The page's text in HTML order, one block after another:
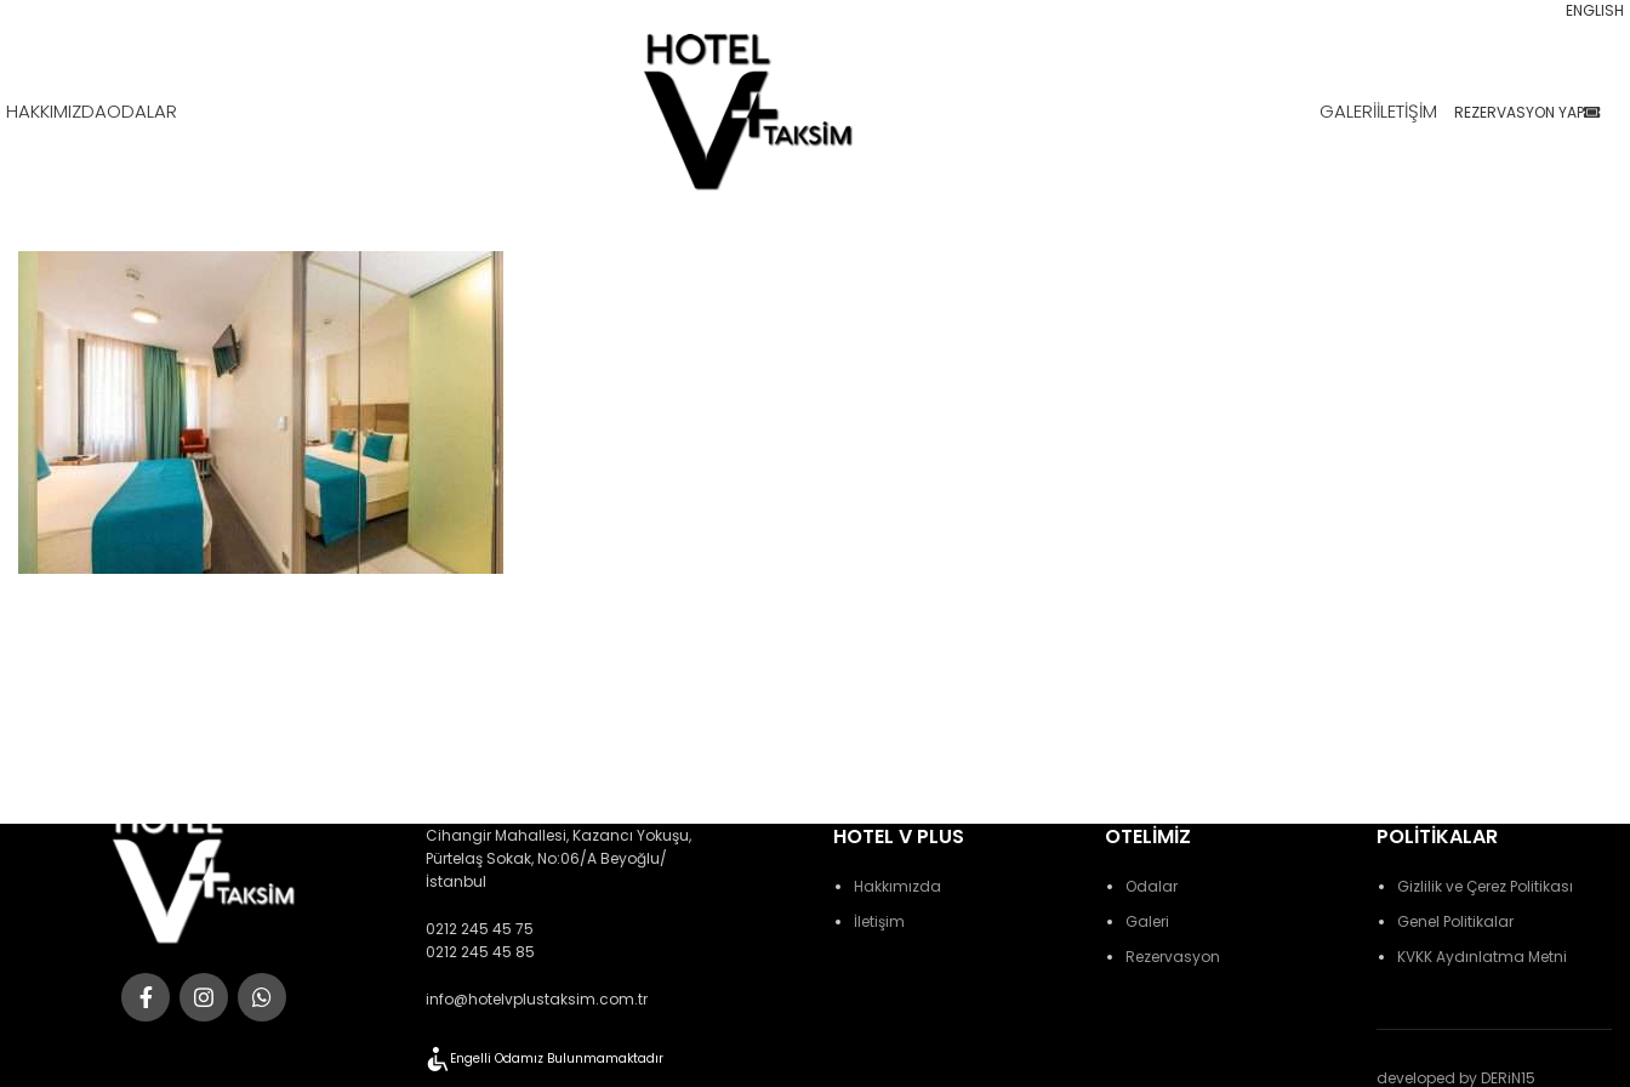
ENGLISH
HAKKIMIZDAODALAR GALERIİLETIŞIM REZERVASYON YAP
Cihangir Mahallesi, Kazancı Yokuşu,
Pürtelaş Sokak, No:06/A Beyoğlu/
İstanbul
0212 245 45 75
0212 245 45 85
info@hotelvplustaksim.com.tr
Engelli Odamız Bulunmamaktadır
HOTEL V PLUS
Hakkımızda
İletişim
OTELİMİZ
Odalar
Galeri
Rezervasyon
POLİTİKALAR
Gizlilik ve Çerez Politikası
Genel Politikalar
KVKK Aydınlatma Metni
developed by DERiN15